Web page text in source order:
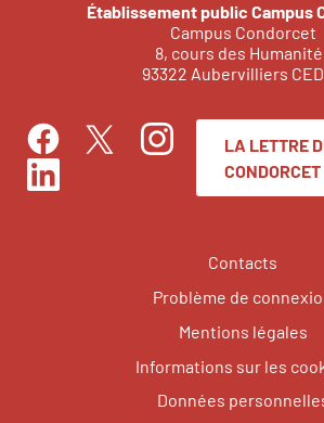
Établissement public Campus
Campus Condorcet
8, cours des
93322 Aubervilliers
FacebookTwitterInstagram
LinkedIn
LA LETTRE
CONDORCET
Contacts
Problème de
Mentions légales
Informations sur les
Données